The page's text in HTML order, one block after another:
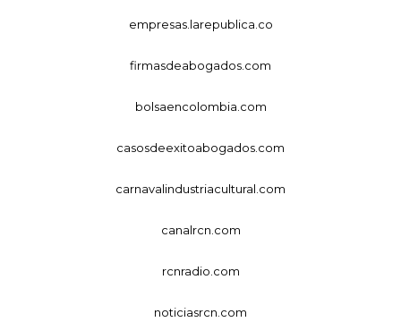
empresas.larepublica.co
firmasdeabogados.com
bolsaencolombia.com
casosdeexitoabogados.com
carnavalindustriacultural.com
canalrcn.com
rcnradio.com
noticiasrcn.com